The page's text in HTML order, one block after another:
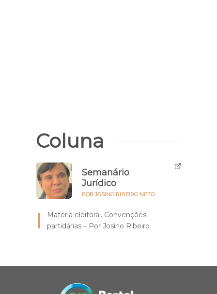
Coluna
Semanário
Jurídico
POR JOSINO RIBEIRO NETO
Matéria eleitoral. Convenções
partidárias – Por Josino Ribeiro